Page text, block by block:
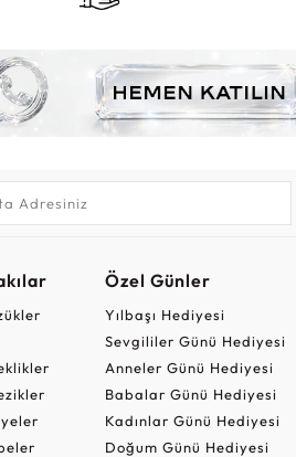
Özel Günler
Yılbaşı Hediyesi
Sevgililer Günü Hediyesi
Anneler Günü Hediyesi
Babalar Günü Hediyesi
Kadınlar Günü Hediyesi
Doğum Günü Hediyesi